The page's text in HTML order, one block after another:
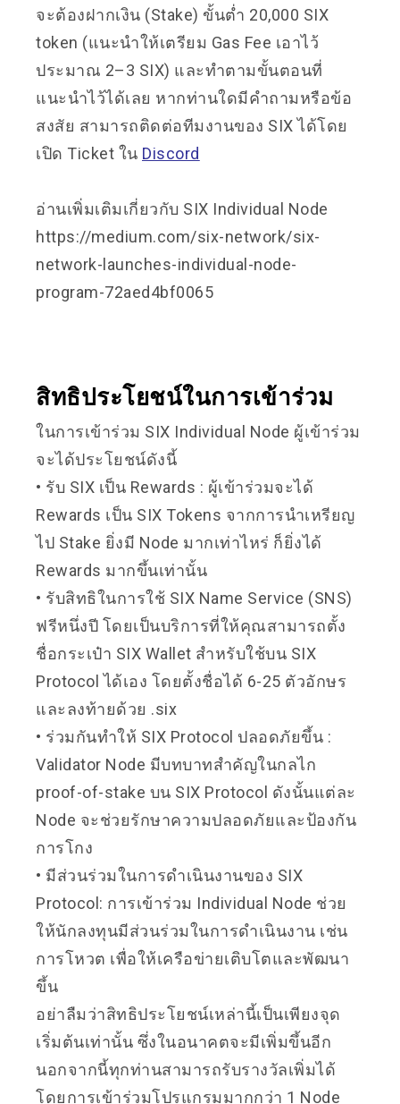
จะต้องฝากเงิน (Stake) ขั้นต่ำ 20,000 SIX
token (แนะนำให้เตรียม Gas Fee เอาไว้
ประมาณ 2–3 SIX) และทำตามขั้นตอนที่
แนะนำไว้ได้เลย หากท่านใดมีคำถามหรือข้อ
สงสัย สามารถติดต่อทีมงานของ SIX ได้โดย
เปิด Ticket ใน Discord
อ่านเพิ่มเติมเกี่ยวกับ SIX Individual Node
https://medium.com/six-network/six-
network-launches-individual-node-
program-72aed4bf0065
สิทธิประโยชน์ในการเข้าร่วม
ในการเข้าร่วม SIX Individual Node ผู้เข้าร่วม
จะได้ประโยชน์ดังนี้
• รับ SIX เป็น Rewards : ผู้เข้าร่วมจะได้
Rewards เป็น SIX Tokens จากการนำเหรียญ
ไป Stake ยิ่งมี Node มากเท่าไหร่ ก็ยิ่งได้
Rewards มากขึ้นเท่านั้น
• รับสิทธิในการใช้ SIX Name Service (SNS)
ฟรีหนึ่งปี โดยเป็นบริการที่ให้คุณสามารถตั้ง
ชื่อกระเป๋า SIX Wallet สำหรับใช้บน SIX
Protocol ได้เอง โดยตั้งชื่อได้ 6-25 ตัวอักษร
และลงท้ายด้วย .six
• ร่วมกันทำให้ SIX Protocol ปลอดภัยขึ้น :
Validator Node มีบทบาทสำคัญในกลไก
proof-of-stake บน SIX Protocol ดังนั้นแต่ละ
Node จะช่วยรักษาความปลอดภัยและป้องกัน
การโกง
• มีส่วนร่วมในการดำเนินงานของ SIX
Protocol: การเข้าร่วม Individual Node ช่วย
ให้นักลงทุนมีส่วนร่วมในการดำเนินงาน เช่น
การโหวต เพื่อให้เครือข่ายเติบโตและพัฒนา
ขึ้น
อย่าลืมว่าสิทธิประโยชน์เหล่านี้เป็นเพียงจุด
เริ่มต้นเท่านั้น ซึ่งในอนาคตจะมีเพิ่มขึ้นอีก
นอกจากนี้ทุกท่านสามารถรับรางวัลเพิ่มได้
โดยการเข้าร่วมโปรแกรมมากกว่า 1 Node